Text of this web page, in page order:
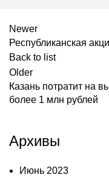
Newer
Республиканская
Back to list
Older
Казань потратит на
более 1 млн рублей
Архивы
Июнь 2023